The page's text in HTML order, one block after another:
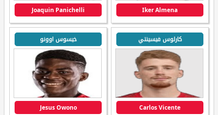
Iker Almena
Joaquin Panichelli
كارلوس فيسينتي
Carlos Vicente
خيسوس اوونو
Jesus Owono